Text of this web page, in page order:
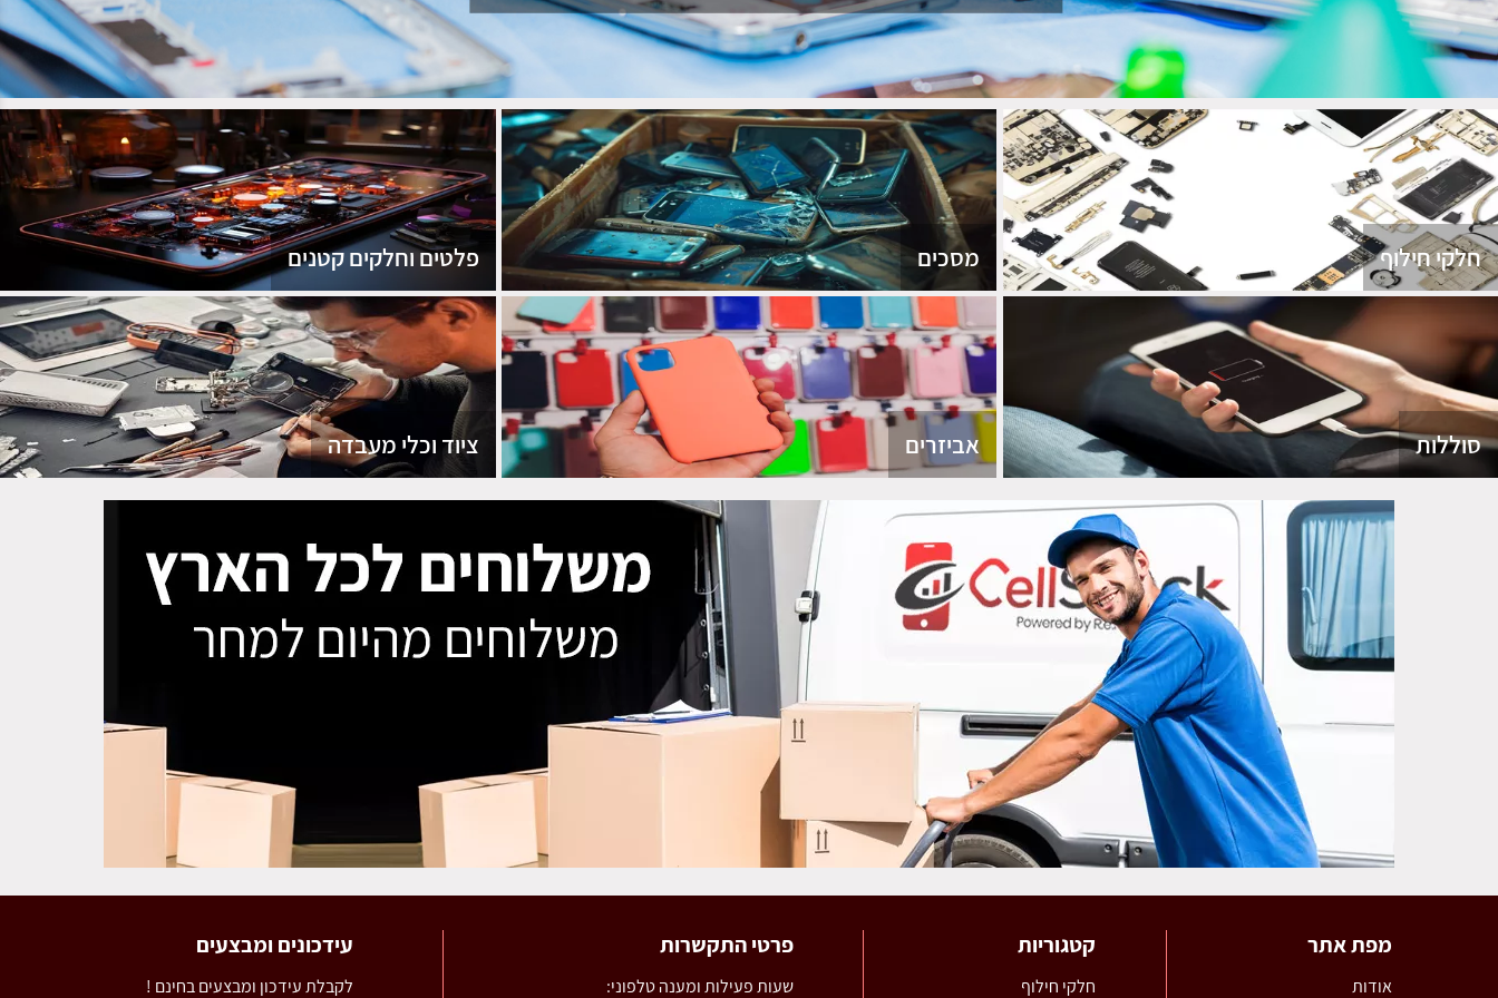
חלקי חילוף מסכים פלטים וחלקים קטנים
סוללות אביזרים ציוד וכלי מעבדה
מפת אתר
אודות
קטגוריות
חלקי חילוף
פרטי התקשרות
שעות פעילות ומענה טלפוני:
עידכונים ומבצעים
לקבלת עידכון ומבצעים בחינם !